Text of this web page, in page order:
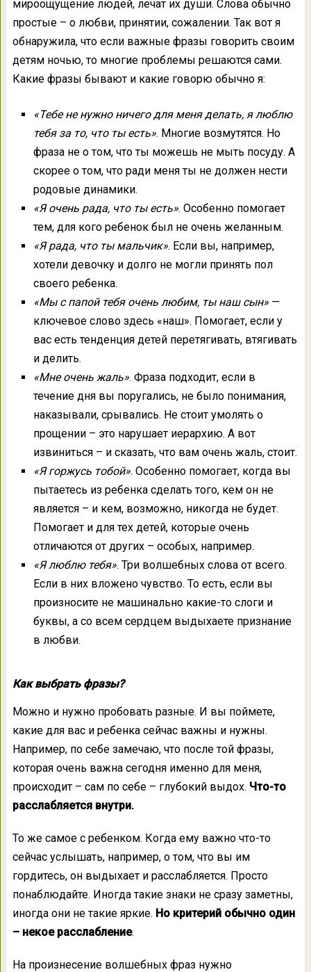
мироощущение людей, лечат их души. Слова обычно
простые – о любви, принятии, сожалении. Так вот я
обнаружила, что если важные фразы говорить своим
детям ночью, то многие проблемы решаются сами.
Какие фразы бывают и какие говорю обычно я:
«Тебе не нужно ничего для меня делать, я люблю
тебя за то, что ты есть». Многие возмутятся. Но
фраза не о том, что ты можешь не мыть посуду. А
скорее о том, что ради меня ты не должен нести
родовые динамики.
«Я очень рада, что ты есть». Особенно помогает
тем, для кого ребенок был не очень желанным.
«Я рада, что ты мальчик». Если вы, например,
хотели девочку и долго не могли принять пол
своего ребенка.
«Мы с папой тебя очень любим, ты наш сын»—
ключевое слово здесь «наш». Помогает, если у
вас есть тенденция детей перетягивать, втягивать
и делить.
«Мне очень жаль». Фраза подходит, если в
течение дня вы поругались, не было понимания,
наказывали, срывались. Не стоит умолять о
прощении – это нарушает иерархию. А вот
извиниться – и сказать, что вам очень жаль, стоит.
«Я горжусь тобой». Особенно помогает, когда вы
пытаетесь из ребенка сделать того, кем он не
является – и кем, возможно, никогда не будет.
Помогает и для тех детей, которые очень
отличаются от других – особых, например.
«Я люблю тебя». Три волшебных слова от всего.
Если в них вложено чувство. То есть, если вы
произносите не машинально какие-то слоги и
буквы, а со всем сердцем выдыхаете признание
в любви.
Как выбрать фразы?
Можно и нужно пробовать разные. И вы поймете,
какие для вас и ребенка сейчас важны и нужны.
Например, по себе замечаю, что после той фразы,
которая очень важна сегодня именно для меня,
происходит – сам по себе – глубокий выдох. Что-то
расслабляется внутри.
То же самое с ребенком. Когда ему важно что-то
сейчас услышать, например, о том, что вы им
гордитесь, он выдыхает и расслабляется. Просто
понаблюдайте. Иногда такие знаки не сразу заметны,
иногда они не такие яркие. Но критерий обычно один
– некое расслабление.
На произнесение волшебных фраз нужно